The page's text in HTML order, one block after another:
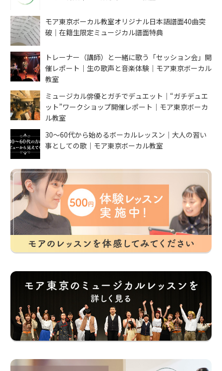
モア東京ボーカル教室オリジナル日本語譜面40曲突
破｜在籍生限定ミュージカル譜面特典
トレーナー（講師）と一緒に歌う「セッション会」開
催レポート｜生の歌声と音楽体験｜モア東京ボーカル
教室
ミュージカル俳優とガチでデュエット｜“ガチデュエ
ット”ワークショップ開催レポート｜モア東京ボーカ
ル教室
30〜60代から始めるボーカルレッスン｜大人の習い
事としての歌｜モア東京ボーカル教室